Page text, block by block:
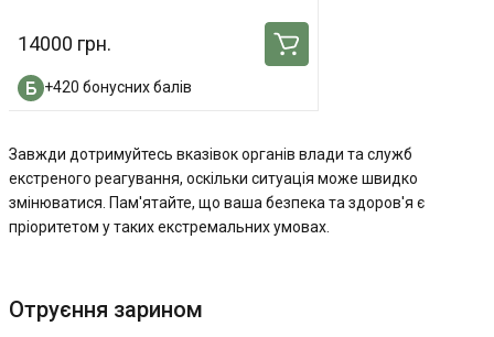
14000 грн.
+420 бонусних балів
Завжди дотримуйтесь вказівок органів влади та служб
екстреного реагування, оскільки ситуація може швидко
змінюватися. Пам'ятайте, що ваша безпека та здоров'я є
пріоритетом у таких екстремальних умовах.
Отруєння зарином